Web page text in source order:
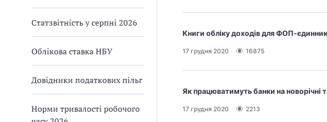
Статзвітність у серпні 2026
Облікова ставка НБУ
Довідники податкових пільг
Норми тривалості робочого
Книги обліку доходів для ФОП-
17 грудня 2020 16875
Як працюватимуть банки на новорічні
17 грудня 2020 2213